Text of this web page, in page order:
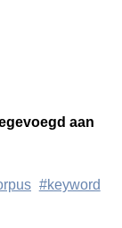
aan
#keyword